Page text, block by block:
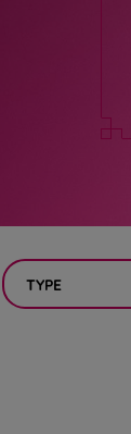
TYPE